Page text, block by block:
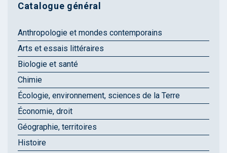
Catalogue général
Anthropologie et mondes contemporains
Arts et essais littéraires
Biologie et santé
Chimie
Écologie, environnement, sciences de la Terre
Économie, droit
Géographie, territoires
Histoire